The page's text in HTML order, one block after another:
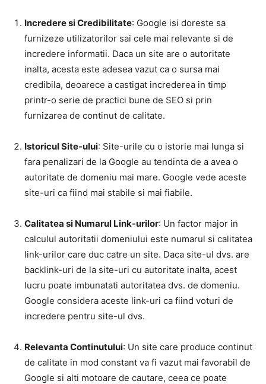
Incredere si Credibilitate: Google isi doreste sa
furnizeze utilizatorilor sai cele mai relevante si de
incredere informatii. Daca un site are o autoritate
inalta, acesta este adesea vazut ca o sursa mai
credibila, deoarece a castigat increderea in timp
printr-o serie de practici bune de SEO si prin
furnizarea de continut de calitate.
Istoricul Site-ului: Site-urile cu o istorie mai lunga si
fara penalizari de la Google au tendinta de a avea o
autoritate de domeniu mai mare. Google vede aceste
site-uri ca fiind mai stabile si mai fiabile.
Calitatea si Numarul Link-urilor: Un factor major in
calculul autoritatii domeniului este numarul si calitatea
link-urilor care duc catre un site. Daca site-ul dvs. are
backlink-uri de la site-uri cu autoritate inalta, acest
lucru poate imbunatati autoritatea dvs. de domeniu.
Google considera aceste link-uri ca fiind voturi de
incredere pentru site-ul dvs.
Relevanta Continutului: Un site care produce continut
de calitate in mod constant va fi vazut mai favorabil de
Google si alti motoare de cautare, ceea ce poate